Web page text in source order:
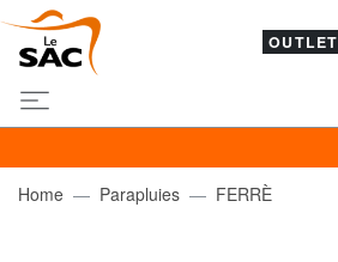
OUTLET
Home Parapluies FERRÈ